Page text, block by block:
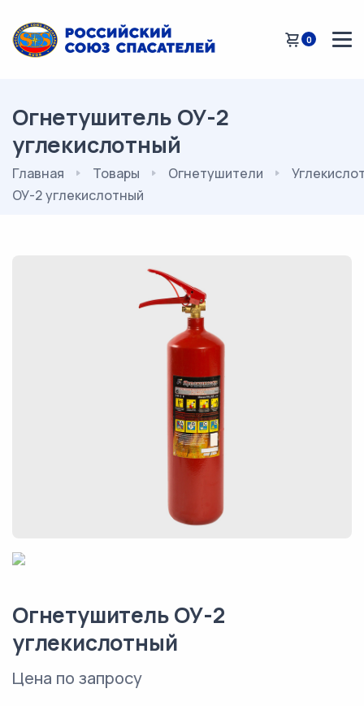
0
Огнетушитель ОУ-2
углекислотный
Главная Товары Огнетушители
ОУ-2 углекислотный
Огнетушитель ОУ-2
углекислотный
Цена по запросу